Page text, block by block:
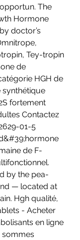
The
Hormone
doctor’s
Tey-tropin
de
HGH de
synthétique
fortement
Contactez
01-5
de F-
by the pea-
— located at
Hgh qualité,
- Acheter
en ligne
sommes